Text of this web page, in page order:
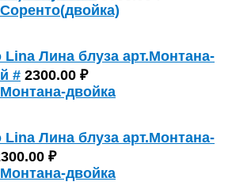
Лина блуза арт.Монтана-
# 2300.00 ₽
Лина блуза арт.Монтана-
₽